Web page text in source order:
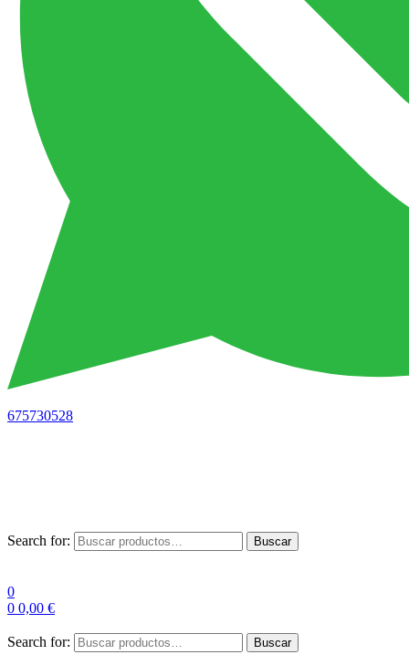
675730528
Search for: Buscar
0
0 0,00 €
Search for: Buscar